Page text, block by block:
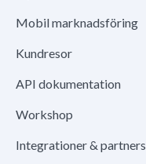
Mobil marknadsföring
Kundresor
API dokumentation
Workshop
Integrationer & partners